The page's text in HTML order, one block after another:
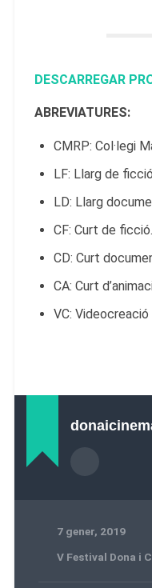
DESCARREGAR
ABREVIATURES:
CMRP: Col·legi
LF: Llarg de ficció
LD: Llarg
CF: Curt de ficció.
CD: Curt
CA: Curt
VC: Videocreació
7 gener, 2019
V Festival Dona i